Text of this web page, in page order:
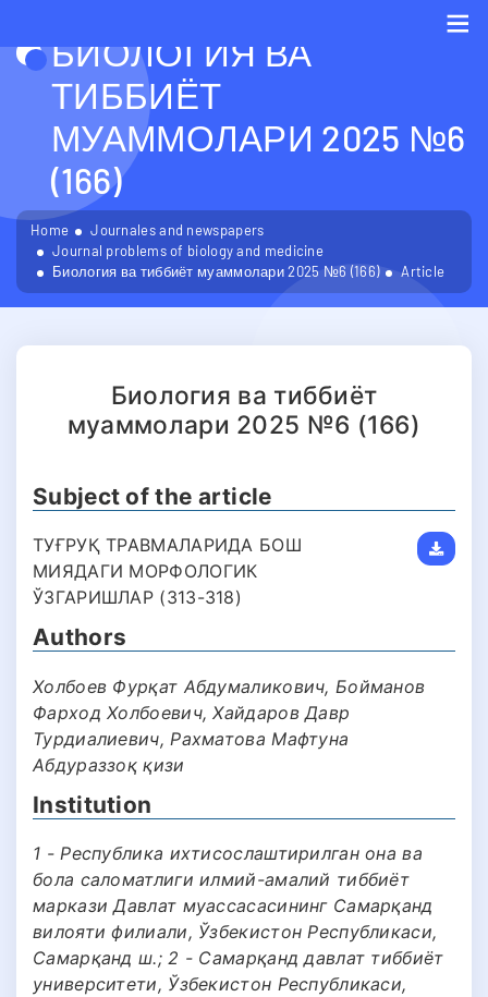
БИОЛОГИЯ ВА
ТИББИЁТ
МУАММОЛАРИ 2025 №6
(166)
Home
Journales and newspapers
Journal problems of biology and medicine
Биология ва тиббиёт муаммолари 2025 №6 (166)
Article
Биология ва тиббиёт
муаммолари 2025 №6 (166)
Subject of the article
ТУҒРУҚ ТРАВМАЛАРИДА БОШ
МИЯДАГИ МОРФОЛОГИК
ЎЗГАРИШЛАР (313-318)
Authors
Холбоев Фурқат Абдумаликович, Бойманов
Фарход Холбоевич, Хайдаров Давр
Турдиалиевич, Рахматова Мафтуна
Абдураззоқ қизи
Institution
1 - Республика ихтисослаштирилган она ва
бола саломатлиги илмий-амалий тиббиёт
маркази Давлат муассасасининг Самарқанд
вилояти филиали, Ўзбекистон Республикаси,
Самарқанд ш.; 2 - Самарқанд давлат тиббиëт
университети, Ўзбекистон Республикаси,